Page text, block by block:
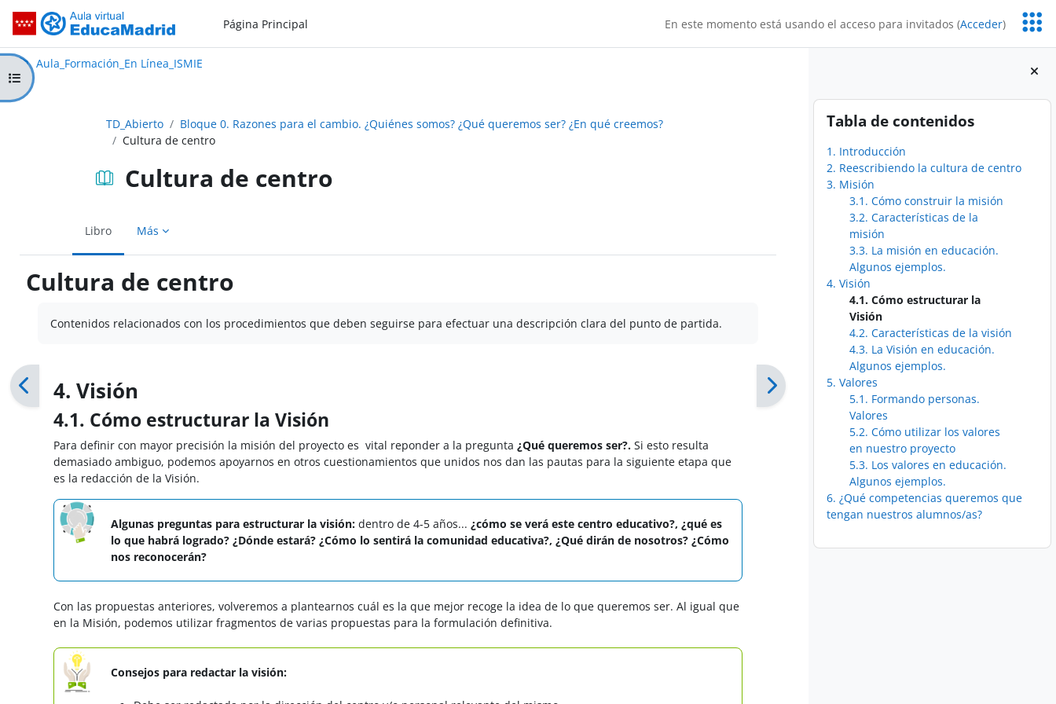
Aula_Formación_En Línea_ISMIEPágina Principal En este momento está usando el acceso para invitados (Acceder)
Bloques
Salta Tabla de contenidos
Tabla de contenidos
1. Introducción
2. Reescribiendo la cultura de centro
3. Misión
3.1. Cómo construir la misión
3.2. Características de la
misión
3.3. La misión en educación.
Algunos ejemplos.
4. Visión
4.1. Cómo estructurar la
Visión
4.2. Características de la visión
4.3. La Visión en educación.
Algunos ejemplos.
5. Valores
5.1. Formando personas.
Valores
5.2. Cómo utilizar los valores
en nuestro proyecto
5.3. Los valores en educación.
Algunos ejemplos.
6. ¿Qué competencias queremos que
tengan nuestros alumnos/as?
Aula Virtual de EducaMadrid:
Aula_Formación_En Línea_ISMIE
Abrir índice del curso
TD_Abierto
Bloque 0. Razones para el cambio. ¿Quiénes somos? ¿Qué queremos ser? ¿En qué creemos?
Cultura de centro
Cultura de centro
Libro Más
Cultura de centro
Contenidos relacionados con los procedimientos que deben seguirse para efectuar una descripción clara del punto de partida.
4. Visión
4.1. Cómo estructurar la Visión
Para definir con mayor precisión la misión del proyecto es vital reponder a la pregunta¿Qué queremos ser?.Si esto resulta
demasiado ambiguo, podemos apoyarnos en otros cuestionamientos que unidos nos dan las pautas para la siguiente etapa que
es la redacción de la Visión.
Algunas preguntas para estructurar la visión: dentro de 4-5 años...¿cómo se verá este centro educativo?, ¿qué es
lo que habrá logrado? ¿Dónde estará? ¿Cómo lo sentirá la comunidad educativa?, ¿Qué dirán de nosotros? ¿Cómo
nos reconocerán?
Con las propuestas anteriores, volveremos a plantearnos cuál es la que mejor recoge la idea de lo que queremos ser. Al igual que
en la Misión, podemos utilizar fragmentos de varias propuestas para la formulación definitiva.
Consejos para redactar la visión: